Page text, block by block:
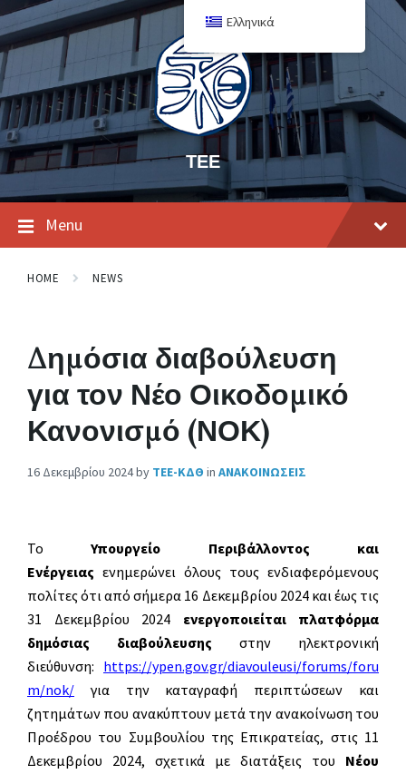
ΤΕΕ
Menu
HOME NEWS
Δημόσια διαβούλευση
για τον Νέο Οικοδομικό
Κανονισμό (ΝΟΚ)
16 Δεκεμβρίου 2024by ΤΕΕ-ΚΔΘ in ΑΝΑΚΟΙΝΩΣΕΙΣ
ΤοΥπουργείο Περιβάλλοντος και
Ενέργειας ενημερώνει όλους τους ενδιαφερόμενους
πολίτες ότι από σήμερα 16 Δεκεμβρίου 2024 και έως τις
31 Δεκεμβρίου 2024 ενεργοποιείται πλατφόρμα
δημόσιας διαβούλευσης στην ηλεκτρονική
διεύθυνση: https://ypen.gov.gr/diavouleusi/forums/foru
m/nok/
για την καταγραφή περιπτώσεων και
ζητημάτων που ανακύπτουν μετά την ανακοίνωση του
Προέδρου του Συμβουλίου της Επικρατείας, στις 11
Δεκεμβρίου 2024, σχετικά με διατάξεις του Νέου
Ελληνικά